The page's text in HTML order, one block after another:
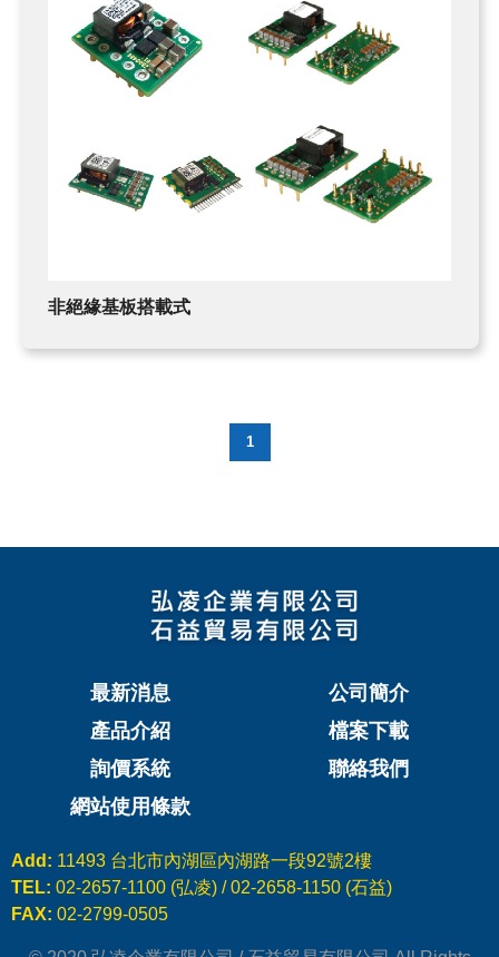
非絕緣基板搭載式
1
最新消息
公司簡介
產品介紹
檔案下載
詢價系統
聯絡我們
網站使用條款
Add: 11493 台北市內湖區內湖路一段92號2樓
TEL: 02-2657-1100 (弘凌) / 02-2658-1150 (石益)
FAX: 02-2799-0505